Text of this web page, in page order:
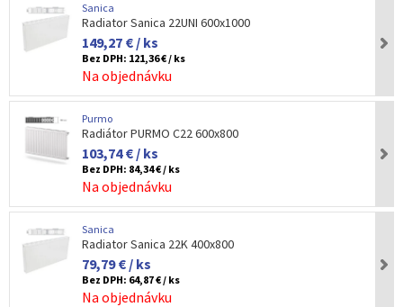
Sanica
Radiator Sanica 22UNI 600x1000
149,27 € / ks
Bez DPH: 121,36 € / ks
Na objednávku
Purmo
Radiátor PURMO C22 600x800
103,74 € / ks
Bez DPH: 84,34 € / ks
Na objednávku
Sanica
Radiator Sanica 22K 400x800
79,79 € / ks
Bez DPH: 64,87 € / ks
Na objednávku